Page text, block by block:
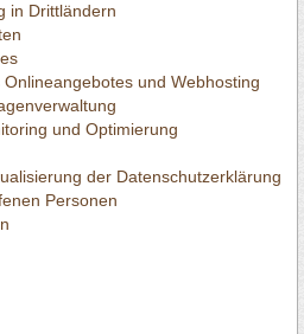
in Drittländern
und Webhosting
und Optimierung
der Datenschutzerklärung
Personen